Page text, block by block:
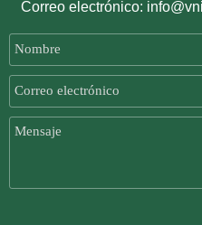
Correo electrónico: